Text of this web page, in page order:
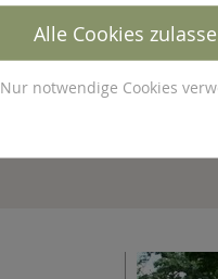
Alle Cookies
Nur notwendige Cookies